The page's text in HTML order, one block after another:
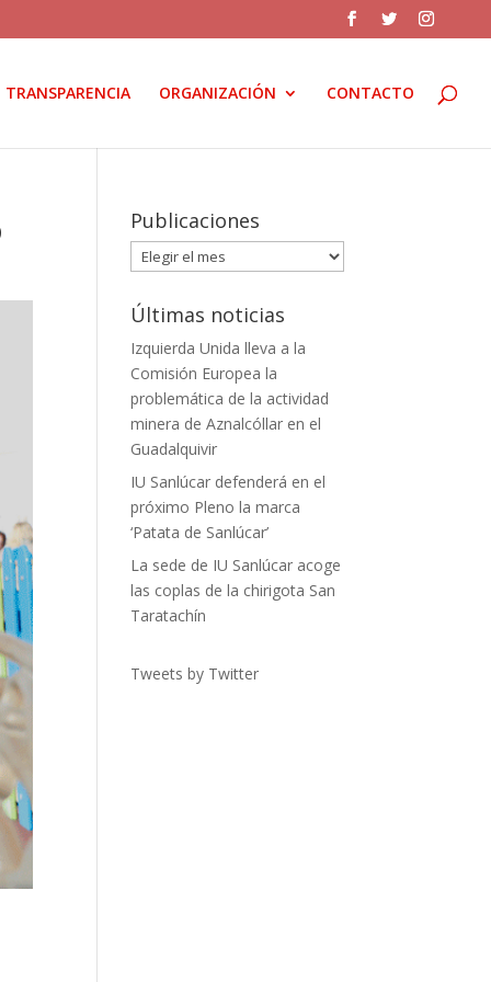
TRANSPARENCIA ORGANIZACIÓN CONTACTO
Publicaciones
Publicaciones
Últimas noticias
Izquierda Unida lleva a la
Comisión Europea la
problemática de la actividad
minera de Aznalcóllar en el
Guadalquivir
IU Sanlúcar defenderá en el
próximo Pleno la marca
‘Patata de Sanlúcar’
La sede de IU Sanlúcar acoge
las coplas de la chirigota San
Taratachín
Tweets by Twitter